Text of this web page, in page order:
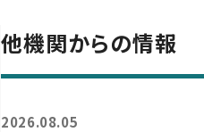
他機関からの情報
2026.08.05